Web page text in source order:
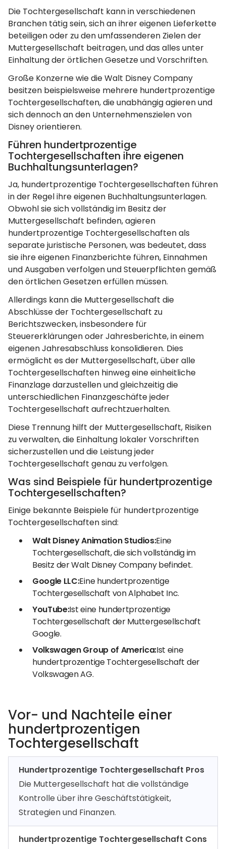
Die Tochtergesellschaft kann in verschiedenen
Branchen tätig sein, sich an ihrer eigenen Lieferkette
beteiligen oder zu den umfassenderen Zielen der
Muttergesellschaft beitragen, und das alles unter
Einhaltung der örtlichen Gesetze und Vorschriften.
Große Konzerne wie die Walt Disney Company
besitzen beispielsweise mehrere hundertprozentige
Tochtergesellschaften, die unabhängig agieren und
sich dennoch an den Unternehmenszielen von
Disney orientieren.
Führen hundertprozentige
Tochtergesellschaften ihre eigenen
Buchhaltungsunterlagen?
Ja, hundertprozentige Tochtergesellschaften führen
in der Regel ihre eigenen Buchhaltungsunterlagen.
Obwohl sie sich vollständig im Besitz der
Muttergesellschaft befinden, agieren
hundertprozentige Tochtergesellschaften als
separate juristische Personen, was bedeutet, dass
sie ihre eigenen Finanzberichte führen, Einnahmen
und Ausgaben verfolgen und Steuerpflichten gemäß
den örtlichen Gesetzen erfüllen müssen.
Allerdings kann die Muttergesellschaft die
Abschlüsse der Tochtergesellschaft zu
Berichtszwecken, insbesondere für
Steuererklärungen oder Jahresberichte, in einem
eigenen Jahresabschluss konsolidieren. Dies
ermöglicht es der Muttergesellschaft, über alle
Tochtergesellschaften hinweg eine einheitliche
Finanzlage darzustellen und gleichzeitig die
unterschiedlichen Finanzgeschäfte jeder
Tochtergesellschaft aufrechtzuerhalten.
Diese Trennung hilft der Muttergesellschaft, Risiken
zu verwalten, die Einhaltung lokaler Vorschriften
sicherzustellen und die Leistung jeder
Tochtergesellschaft genau zu verfolgen.
Was sind Beispiele für hundertprozentige
Tochtergesellschaften?
Einige bekannte Beispiele für hundertprozentige
Tochtergesellschaften sind:
Walt Disney Animation Studios:Eine
Tochtergesellschaft, die sich vollständig im
Besitz der Walt Disney Company befindet.
Google LLC:Eine hundertprozentige
Tochtergesellschaft von Alphabet Inc.
YouTube:Ist eine hundertprozentige
Tochtergesellschaft der Muttergesellschaft
Google.
Volkswagen Group of America:Ist eine
hundertprozentige Tochtergesellschaft der
Volkswagen AG.
Vor- und Nachteile einer
hundertprozentigen
Tochtergesellschaft
Hundertprozentige Tochtergesellschaft Pros
Die Muttergesellschaft hat die vollständige
Kontrolle über ihre Geschäftstätigkeit,
Strategien und Finanzen.
hundertprozentige Tochtergesellschaft Cons